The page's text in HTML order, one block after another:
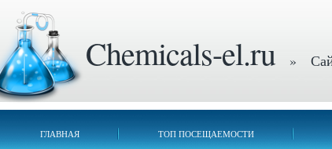
Chemicals-el.ru »
ГЛАВНАЯ ТОП ПОСЕЩАЕМОСТИ